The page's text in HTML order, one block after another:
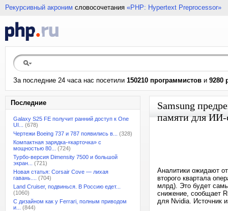
Рекурсивный акроним словосочетания «PHP: Hypertext Preprocessor»
За последние 24 часа нас посетили 150210 программистов и 9280
Последние
Galaxy S25 FE получит ранний доступ к One
UI...
(678)
Чертежи Boeing 737 и 787 появились в...
(328)
Компактная зарядка-«карточка» с
мощностью 80...
(724)
Турбо-версия Dimensity 7500 и большой
экран...
(721)
Новая статья: Corsair Cove — лихая
гавань....
(704)
Land Cruiser, подвинься. В Россию едет...
(1060)
С дизайном как у Ferrari, полным приводом
и...
(844)
Samsung
памяти для ИИ-
Аналитики ожидают
второго квартала
млрд). Это будет
снижение, сообщает
для Nvidia. Источник